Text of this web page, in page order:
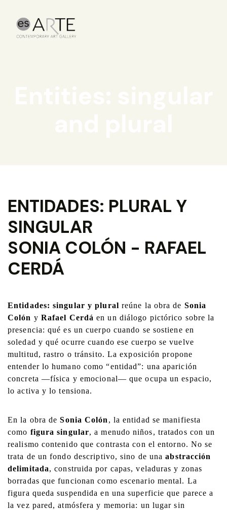
ENTIDADES: PLURAL Y
SINGULAR
SONIA COLÓN - RAFAEL
CERDÁ
Entidades: singular y plural reúne la obra de Sonia
Colón y Rafael Cerdá en un diálogo pictórico sobre la
presencia: qué es un cuerpo cuando se sostiene en
soledad y qué ocurre cuando ese cuerpo se vuelve
multitud, rastro o tránsito. La exposición propone
entender lo humano como “entidad”: una aparición
concreta —física y emocional— que ocupa un espacio,
lo activa y lo tensiona.
En la obra deSonia Colón , la entidad se manifiesta
como figura singular, a menudo niños, tratados con un
realismo contenido que contrasta con el entorno. No se
trata de un fondo descriptivo, sino de unaabstracción
delimitada, construida por capas, veladuras y zonas
borradas que funcionan como escenario mental. La
figura queda suspendida en una superficie que parece a
la vez pared, atmósfera y memoria: un lugar sin